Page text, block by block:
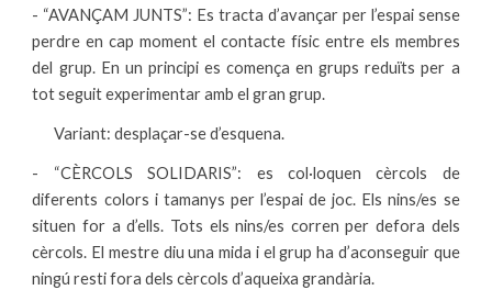
- “AVANÇAM JUNTS”: Es tracta d’avançar per l’espai sense
perdre en cap moment el contacte físic entre els membres
del grup. En un principi es comença en grups reduïts per a
tot seguit experimentar amb el gran grup.
Variant: desplaçar-se d’esquena.
- “CÈRCOLS SOLIDARIS”: es col·loquen cèrcols de
diferents colors i tamanys per l’espai de joc. Els nins/es se
situen for a d’ells. Tots els nins/es corren per defora dels
cèrcols. El mestre diu una mida i el grup ha d’aconseguir que
ningú resti fora dels cèrcols d’aqueixa grandària.